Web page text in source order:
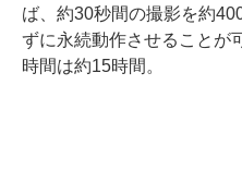
ば、約30秒間の撮影を約
ずに永続動作させることが
時間は約15時間。